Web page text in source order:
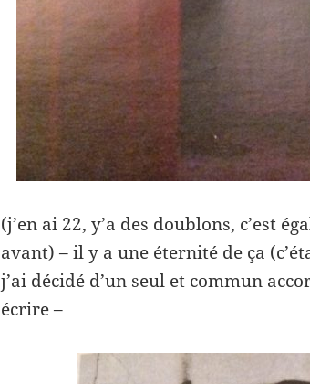
(j’en ai 22, y’a des doublons, c’est
avant) – il y a une éternité de ça
j’ai décidé d’un seul et commun
écrire –